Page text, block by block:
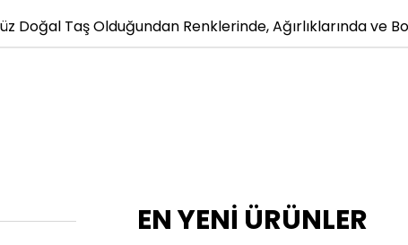
Doğal Taş Olduğundan Renklerinde, Ağırlıklarında ve
EN YENİ ÜRÜNLER